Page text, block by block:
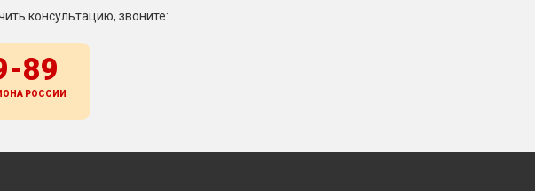
консультацию, звоните:
89
РОССИИ